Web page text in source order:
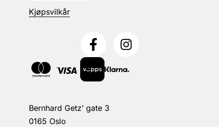
Bernhard Getz’ gate 3
0165 Oslo
Kjøpsvilkår